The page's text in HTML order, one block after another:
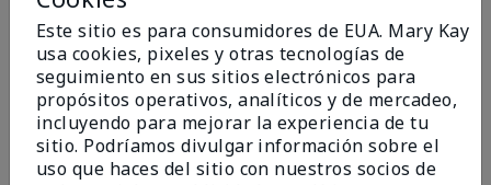
4.9
299 Reseñas
Escribir Una Opinión
Este sitio es para consumidores de EUA. Mary Kay
usa cookies, pixeles y otras tecnologías de
seguimiento en sus sitios electrónicos para
propósitos operativos, analíticos y de mercadeo,
incluyendo para mejorar la experiencia de tu
sitio. Podríamos divulgar información sobre el
uso que haces del sitio con nuestros socios de